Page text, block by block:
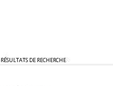
RÉSULTATS DE RECHERCHE